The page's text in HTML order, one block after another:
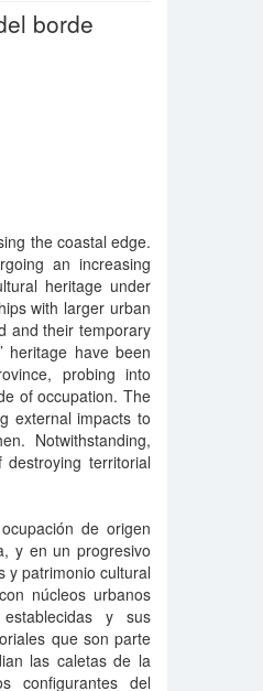
borde
the coastal edge.
an increasing
heritage under
with larger urban
and their temporary
heritage have been
probing into
of occupation. The
external impacts to
Notwithstanding,
territorial
de origen
y en un progresivo
y patrimonio cultural
núcleos urbanos
y sus
que son parte
las caletas de la
configurantes del